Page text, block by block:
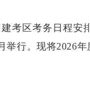
考区考务日程安
举行。现将2026年